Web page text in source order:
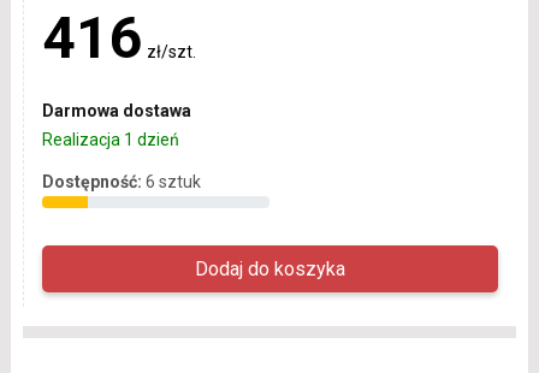
416 zł/szt.
Darmowa dostawa
Realizacja 1 dzień
Dostępność: 6 sztuk